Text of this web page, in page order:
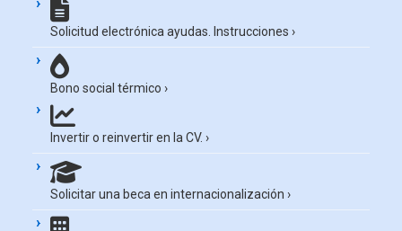
Solicitud electrónica ayudas. Instrucciones ›
Bono social térmico ›
Invertir o reinvertir en la CV. ›
Solicitar una beca en internacionalización ›